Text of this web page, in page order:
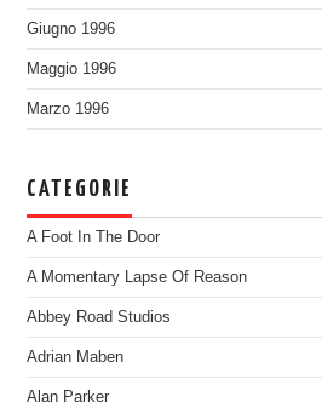
Giugno 1996
Maggio 1996
Marzo 1996
CATEGORIE
A Foot In The Door
A Momentary Lapse Of Reason
Abbey Road Studios
Adrian Maben
Alan Parker